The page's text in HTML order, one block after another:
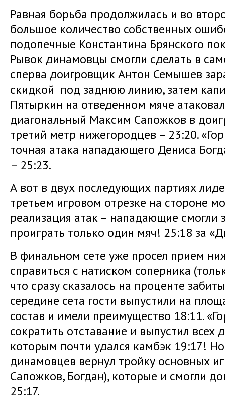
Равная борьба продолжилась и во
большое количество собственных
подопечные Константина Брянского
Рывок динамовцы смогли сделать в
сперва доигровщик Антон Семышев
скидкой под заднюю линию, затем
Пятыркин на отведенном мяче
диагональный Максим Сапожков в
третий метр нижегородцев – 23:20.
точная атака нападающего Дениса
– 25:23.
А вот в двух последующих партиях
третьем игровом отрезке на стороне
реализация атак – нападающие смогли
проиграть только один мяч! 25:18 за
В финальном сете уже просел прием
справиться с натиском соперника
что сразу сказалось на проценте
середине сета гости выпустили на
состав и имели преимущество 18:11.
сократить отставание и выпустил всех
которым почти удался камбэк 19:17!
динамовцев вернул тройку основных
Сапожков, Богдан), которые и смогли
25:17.